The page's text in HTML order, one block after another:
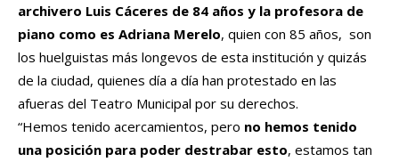
archivero Luis Cáceres de 84 años y la profesora de
piano como es Adriana Merelo, quien con 85 años, son
los huelguistas más longevos de esta institución y quizás
de la ciudad, quienes día a día han protestado en las
afueras del Teatro Municipal por su derechos.
“Hemos tenido acercamientos, pero no hemos tenido
una posición para poder destrabar esto, estamos tan